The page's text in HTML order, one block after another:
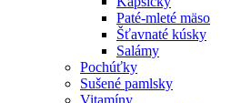
Paté-mleté mäso
Šťavnaté kúsky
Salámy
Pochúťky
Sušené pamlsky
Vitamíny